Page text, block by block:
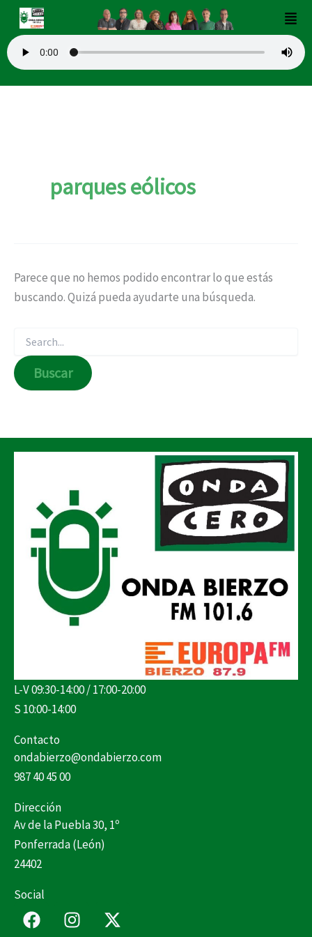
contenido
parques eólicos
Parece que no hemos podido encontrar lo que estás
buscando. Quizá pueda ayudarte una búsqueda.
Buscar
por:
L-V 09:30-14:00 / 17:00-20:00
S 10:00-14:00
Contacto
ondabierzo@ondabierzo.com
987 40 45 00
Dirección
Av de la Puebla 30, 1º
Ponferrada (León)
24402
Social
F
a
I
n
X
-